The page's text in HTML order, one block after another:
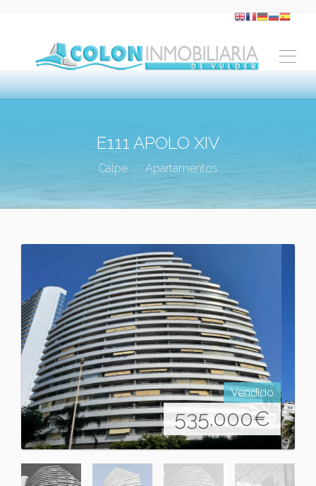
E111 APOLO XIV
Calpe Apartamentos
Vendido
535.000€